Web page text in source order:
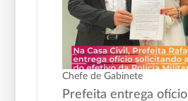
Chefe de Gabinete
Prefeita entrega ofício